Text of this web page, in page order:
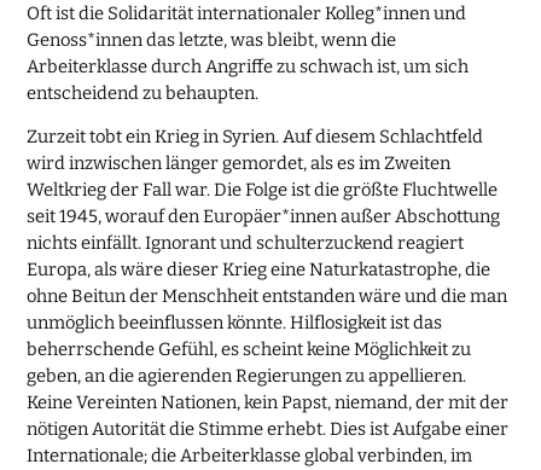
Oft ist die Solidarität internationaler Kolleg*innen und
Genoss*innen das letzte, was bleibt, wenn die
Arbeiterklasse durch Angriffe zu schwach ist, um sich
entscheidend zu behaupten.
Zurzeit tobt ein Krieg in Syrien. Auf diesem Schlachtfeld
wird inzwischen länger gemordet, als es im Zweiten
Weltkrieg der Fall war. Die Folge ist die größte Fluchtwelle
seit 1945, worauf den Europäer*innen außer Abschottung
nichts einfällt. Ignorant und schulterzuckend reagiert
Europa, als wäre dieser Krieg eine Naturkatastrophe, die
ohne Beitun der Menschheit entstanden wäre und die man
unmöglich beeinflussen könnte. Hilflosigkeit ist das
beherrschende Gefühl, es scheint keine Möglichkeit zu
geben, an die agierenden Regierungen zu appellieren.
Keine Vereinten Nationen, kein Papst, niemand, der mit der
nötigen Autorität die Stimme erhebt. Dies ist Aufgabe einer
Internationale; die Arbeiterklasse global verbinden, im